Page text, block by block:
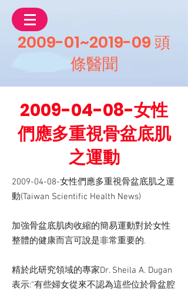
2009-01~2019-09 頭
條醫聞
2009-04-08-女性
們應多重視骨盆底肌
之運動
2009-04-08-女性們應多重視骨盆底肌之運
動(Taiwan Scientific Health News)
加強骨盆底肌肉收縮的簡易運動對於女性
整體的健康而言可說是非常重要的.
精於此研究領域的專家Dr. Sheila A. Dugan
表示:”有些婦女從來不認為這些位於骨盆腔